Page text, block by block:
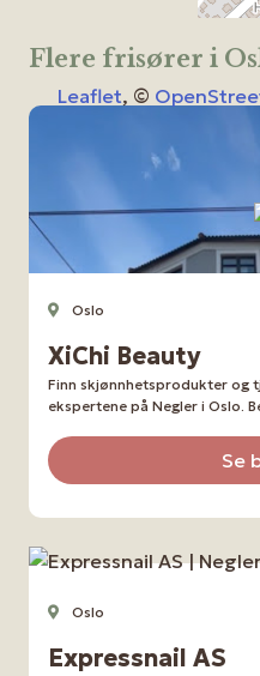
Leaflet, ©
Flere frisører i
Oslo
XiChi Beauty
Finn skjønnhetsprodukter og
ekspertene på Negler i Oslo.
Se
Oslo
Expressnail AS